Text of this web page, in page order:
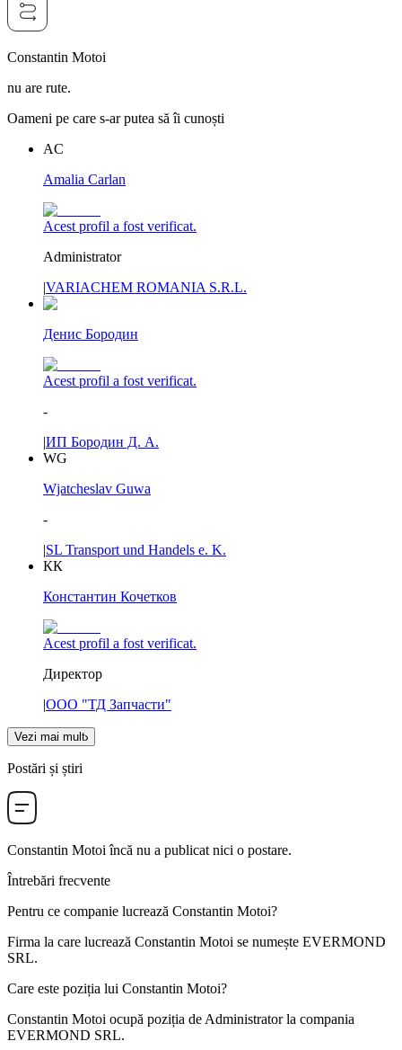
Constantin Motoi
nu are rute.
Oameni pe care s-ar putea să îi cunoști
AC
Amalia Carlan
Acest profil a fost verificat.
Administrator
|VARIACHEM ROMANIA S.R.L.
Денис Бородин
Acest profil a fost verificat.
-
|ИП Бородин Д. А.
WG
Wjatcheslav Guwa
-
|SL Transport und Handels e. K.
КК
Константин Кочетков
Acest profil a fost verificat.
Директор
|ООО "ТД Запчасти"
Vezi mai mult
Postări și știri
Constantin Motoi încă nu a publicat nici o postare.
Întrebări frecvente
Pentru ce companie lucrează Constantin Motoi?
Firma la care lucrează Constantin Motoi se numește EVERMOND
SRL.
Care este poziția lui Constantin Motoi?
Constantin Motoi ocupă poziția de Administratorla compania
EVERMOND SRL.